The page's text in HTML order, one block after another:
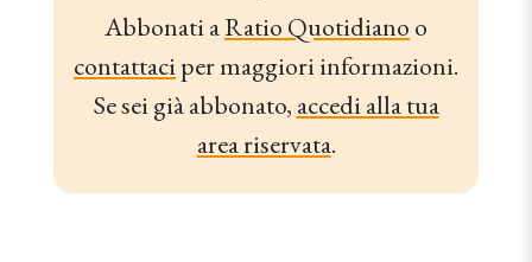
Abbonati aRatio Quotidiano o
contattaciper maggiori informazioni.
Se sei già abbonato, accedi alla tua
area riservata.